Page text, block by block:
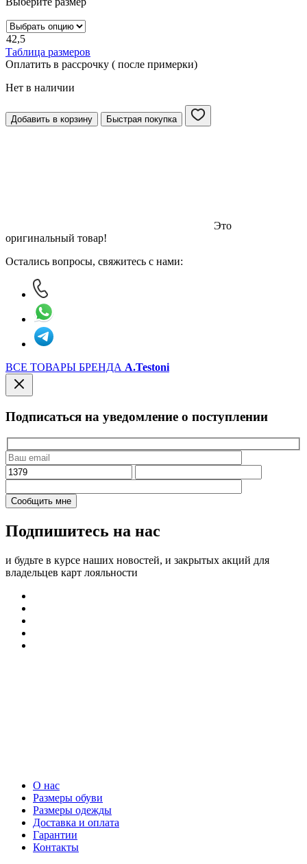
42,5
Таблица размеров
Оплатить в рассрочку ( после примерки)
Нет в наличии
Добавить в корзину Быстрая покупка
Это
оригинальный товар!
Остались вопросы, свяжитесь с нами:
ВСЕ ТОВАРЫ БРЕНДА A.Testoni
Подписаться на уведомление о поступлении
Подпишитесь на нас
и будьте в курсе наших новостей, и закрытых акций для
владельцев карт лояльности
О нас
Размеры обуви
Размеры одежды
Доставка и оплата
Гарантии
Контакты